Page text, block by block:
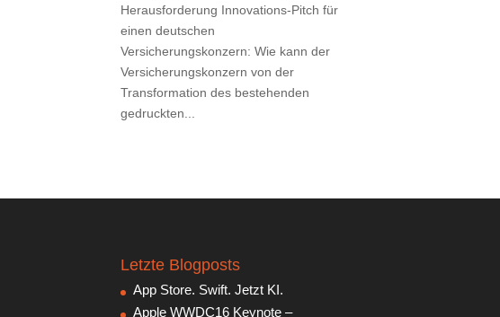
Herausforderung Innovations-Pitch für
einen deutschen
Versicherungskonzern: Wie kann der
Versicherungskonzern von der
Transformation des bestehenden
gedruckten...
Letzte Blogposts
App Store. Swift. Jetzt KI.
Apple WWDC16 Keynote –